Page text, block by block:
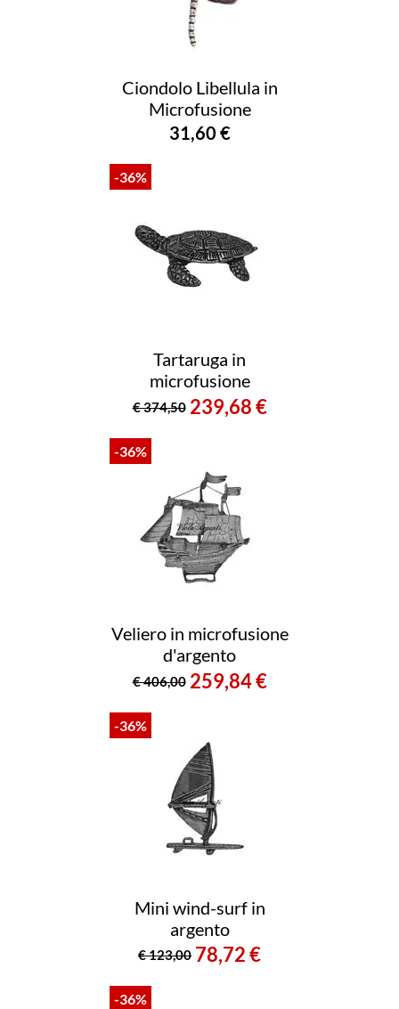
Ciondolo Libellula in
Microfusione
31,60 €
-36%
Tartaruga in
microfusione
€ 374,50 239,68 €
-36%
Veliero in microfusione
d'argento
€ 406,00 259,84 €
-36%
Mini wind-surf in
argento
€ 123,00 78,72 €
-36%